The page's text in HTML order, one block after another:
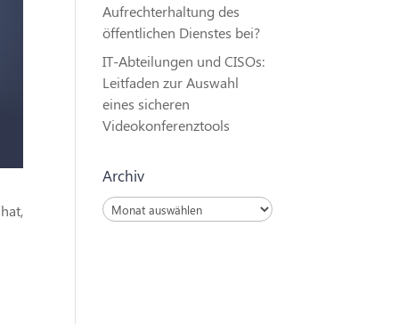
Aufrechterhaltung des
öffentlichen Dienstes bei?
IT-Abteilungen und CISOs:
Leitfaden zur Auswahl
eines sicheren
Videokonferenztools
Archiv
Archiv